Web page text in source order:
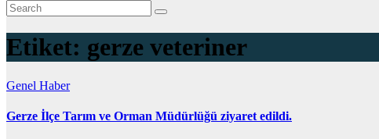
Etiket: gerze veteriner
Genel Haber
Gerze İlçe Tarım ve Orman Müdürlüğü ziyaret edildi.